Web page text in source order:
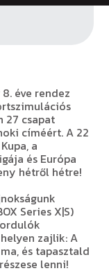
éve rendez
27 csapat
címéért. A 22
a
és Európa
hétről hétre!
Series X|S)
zajlik: A
és tapasztald
lenni!